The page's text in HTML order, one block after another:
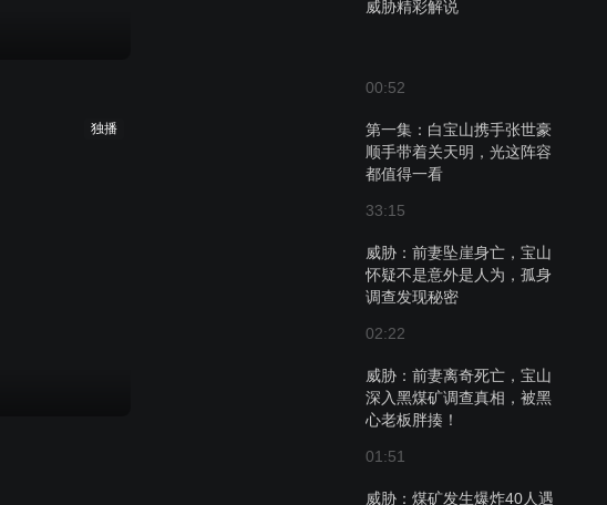
威胁精彩解说
00:52
第一集：白宝山携手张世豪
顺手带着关天明，光这阵容
都值得一看
33:15
威胁：前妻坠崖身亡，宝山
怀疑不是意外是人为，孤身
调查发现秘密
02:22
威胁：前妻离奇死亡，宝山
深入黑煤矿调查真相，被黑
心老板胖揍！
01:51
威胁：煤矿发生爆炸40人遇
独播